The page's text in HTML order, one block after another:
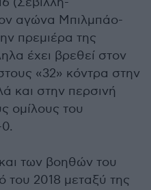
αγώνα Μπιλμπάο-
πρεμιέρα της
έχει βρεθεί στον
«32» κόντρα στην
και στην περσινή
ομίλους του
των βοηθών του
του 2018 μεταξύ της